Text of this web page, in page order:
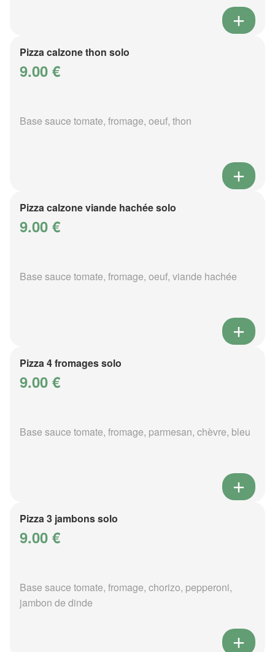
Pizza calzone thon solo
9.00 €
Base sauce tomate, fromage, oeuf, thon
Pizza calzone viande hachée solo
9.00 €
Base sauce tomate, fromage, oeuf, viande hachée
Pizza 4 fromages solo
9.00 €
Base sauce tomate, fromage, parmesan, chèvre, bleu
Pizza 3 jambons solo
9.00 €
Base sauce tomate, fromage, chorizo, pepperoni,
jambon de dinde